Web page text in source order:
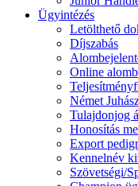
Ügyintézés
Letölthető
Díjszabás
Online
Német
Tulajdonjog
Honosítás
Export
Kennelnév
Szövetségi/